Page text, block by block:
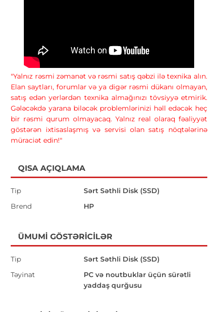
"Yalnız rəsmi zəmanət və rəsmi satış qəbzi ilə texnika alın.
Elan saytları, forumlar və ya digər rəsmi dükanı olmayan,
satış edən yerlərdən texnika almağınızı tövsiyyə etmirik.
Gələcəkdə yarana biləcək problemlərinizi həll edəcək heç
bir rəsmi qurum olmayacaq. Yalnız real olaraq fəaliyyət
göstərən ixtisaslaşmış və servisi olan satış nöqtələrinə
müraciət edin!"
QISA AÇIQLAMA
Tip
Sərt Səthli Disk (SSD)
Brend
HP
ÜMUMI GÖSTƏRICILƏR
Tip
Sərt Səthli Disk (SSD)
Təyinat
PC və noutbuklar üçün sürətli
yaddaş qurğusu